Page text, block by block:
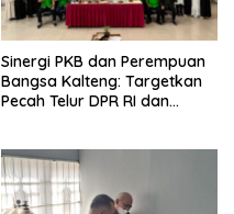
Sinergi PKB dan Perempuan
Bangsa Kalteng: Targetkan
Pecah Telur DPR RI dan